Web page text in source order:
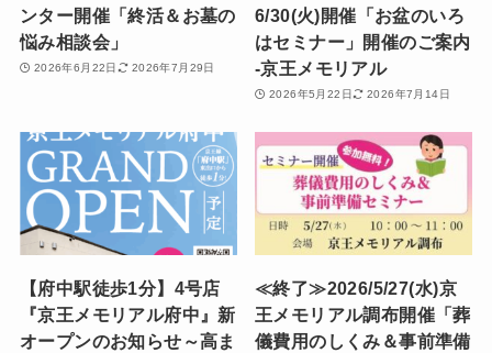
ンター開催「終活＆お墓の
悩み相談会」
2026年6月22日 2026年7月29日
6/30(火)開催「お盆のいろ
はセミナー」開催のご案内
-京王メモリアル
2026年5月22日 2026年7月14日
【府中駅徒歩1分】4号店
『京王メモリアル府中』新
オープンのお知らせ～高ま
≪終了≫2026/5/27(水)京
王メモリアル調布開催「葬
儀費用のしくみ＆事前準備